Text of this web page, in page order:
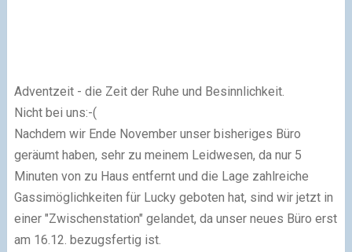
Adventzeit - die Zeit der Ruhe und Besinnlichkeit.
Nicht bei uns:-(
Nachdem wir Ende November unser bisheriges Büro
geräumt haben, sehr zu meinem Leidwesen, da nur 5
Minuten von zu Haus entfernt und die Lage zahlreiche
Gassimöglichkeiten für Lucky geboten hat, sind wir jetzt in
einer "Zwischenstation" gelandet, da unser neues Büro erst
am 16.12. bezugsfertig ist.